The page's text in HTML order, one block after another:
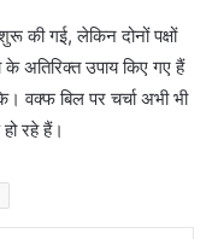
की गई, लेकिन दोनों पक्षों
अतिरिक्त उपाय किए गए हैं
वक्फ बिल पर चर्चा अभी भी
रहे हैं।